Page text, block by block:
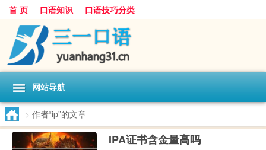
首 页 口语知识 口语技巧分类
网站导航
> 作者“ip”的文章
IPA证书含金量高吗